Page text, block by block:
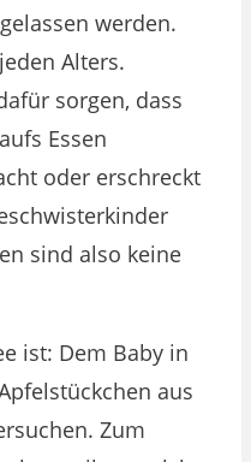
werden.
Alters.
sorgen, dass
Essen
oder erschreckt
sind also keine
ist: Dem Baby in
aus
Zum